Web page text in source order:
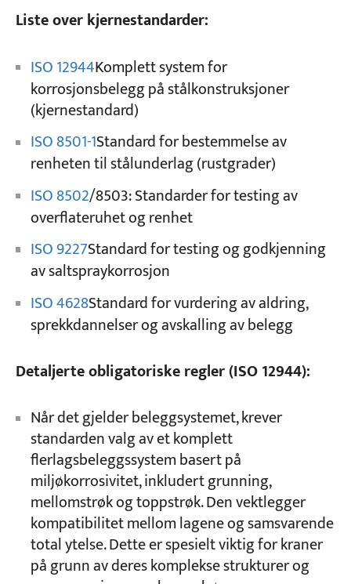
Liste over kjernestandarder:
ISO 12944Komplett system for
korrosjonsbelegg på stålkonstruksjoner
(kjernestandard)
ISO 8501-1Standard for bestemmelse av
renheten til stålunderlag (rustgrader)
ISO 8502/8503: Standarder for testing av
overflateruhet og renhet
ISO 9227Standard for testing og godkjenning
av saltspraykorrosjon
ISO 4628Standard for vurdering av aldring,
sprekkdannelser og avskalling av belegg
Detaljerte obligatoriske regler (ISO 12944):
Når det gjelder beleggsystemet, krever
standarden valg av et komplett
flerlagsbeleggssystem basert på
miljøkorrosivitet, inkludert grunning,
mellomstrøk og toppstrøk. Den vektlegger
kompatibilitet mellom lagene og samsvarende
total ytelse. Dette er spesielt viktig for kraner
på grunn av deres komplekse strukturer og